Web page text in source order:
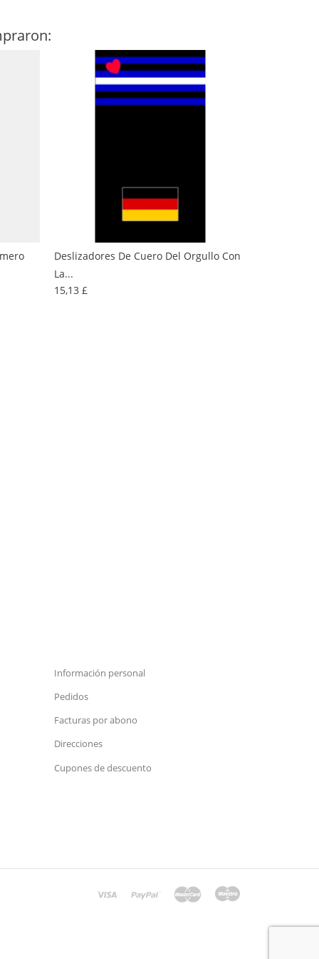
Deslizadores De Cuero Del Orgullo Con
La...
15,13 £
Información personal
Pedidos
Facturas por abono
Direcciones
Cupones de descuento